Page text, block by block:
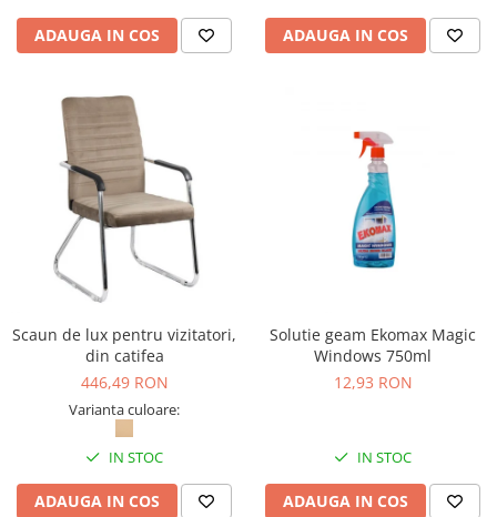
Seturi si scule de baza
Lampi portabile
Lanterne, lampi si accesorii
Pentru masini, biciclete si prim
Noutati si inovatii
Pachete Cadou Premium
Promotii si reduceri
LICHIDARE DE STOC
ADAUGA IN COS ADAUGA IN COS
Scaun de lux pentru vizitatori,
din catifea
446,49 RON
Varianta culoare:
IN STOC
ADAUGA IN COS
Solutie geam Ekomax Magic
Windows 750ml
12,93 RON
IN STOC
ADAUGA IN COS